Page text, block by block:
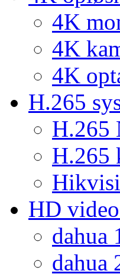
4K
4K
4K
H.265
H.265
H.265
HD
dahua
dahua